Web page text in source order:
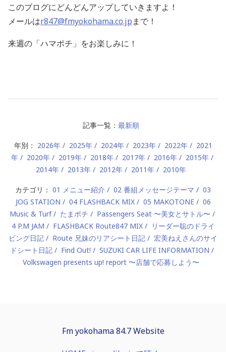
このブログにどんどんアップしていきますよ！
メールはr847@fmyokohama.co.jpまで！
来週の「ハマポチ」をお楽しみに！
記事一覧： 最新順
年別： 2026年 2025年 2024年 2023年 2022年
2021
年
2020年 2019年 2018年 2017年 2016年
2015年
2014年
2013年 2012年 2011年 2010年
カテゴリ： 01 メニュー紹介 02 番組メッセージテーマ
03
JOG STATION
04 FLASHBACK MIX 05 MAKOTONE
06
Music & Turf
たまポチ
Passengers Seat 〜美女とサトル〜
4 P.M JAM
FLASHBACK Route847 MIX
リーダー聡のドライ
ビング日記
Route 兄妹のリアシート日記
宏美ねえさんのサイ
ドシート日記
Find Out!
SUZUKI CAR LIFE INFORMATION
Volkswagen presents up! report 〜店舗で応募しよう〜
Fm yokohama 84.7 Website